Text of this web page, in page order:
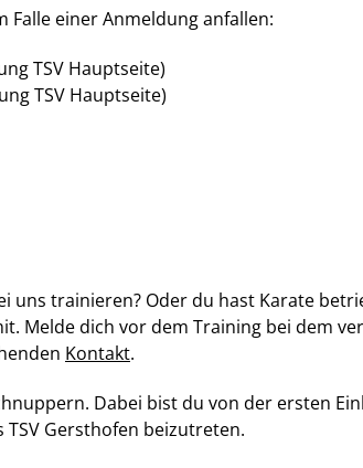
Falle einer Anmeldung anfallen:
TSV Hauptseite)
TSV Hauptseite)
uns trainieren? Oder du hast Karate
Melde dich vor dem Training bei dem
Kontakt.
Dabei bist du von der ersten
Gersthofen beizutreten.